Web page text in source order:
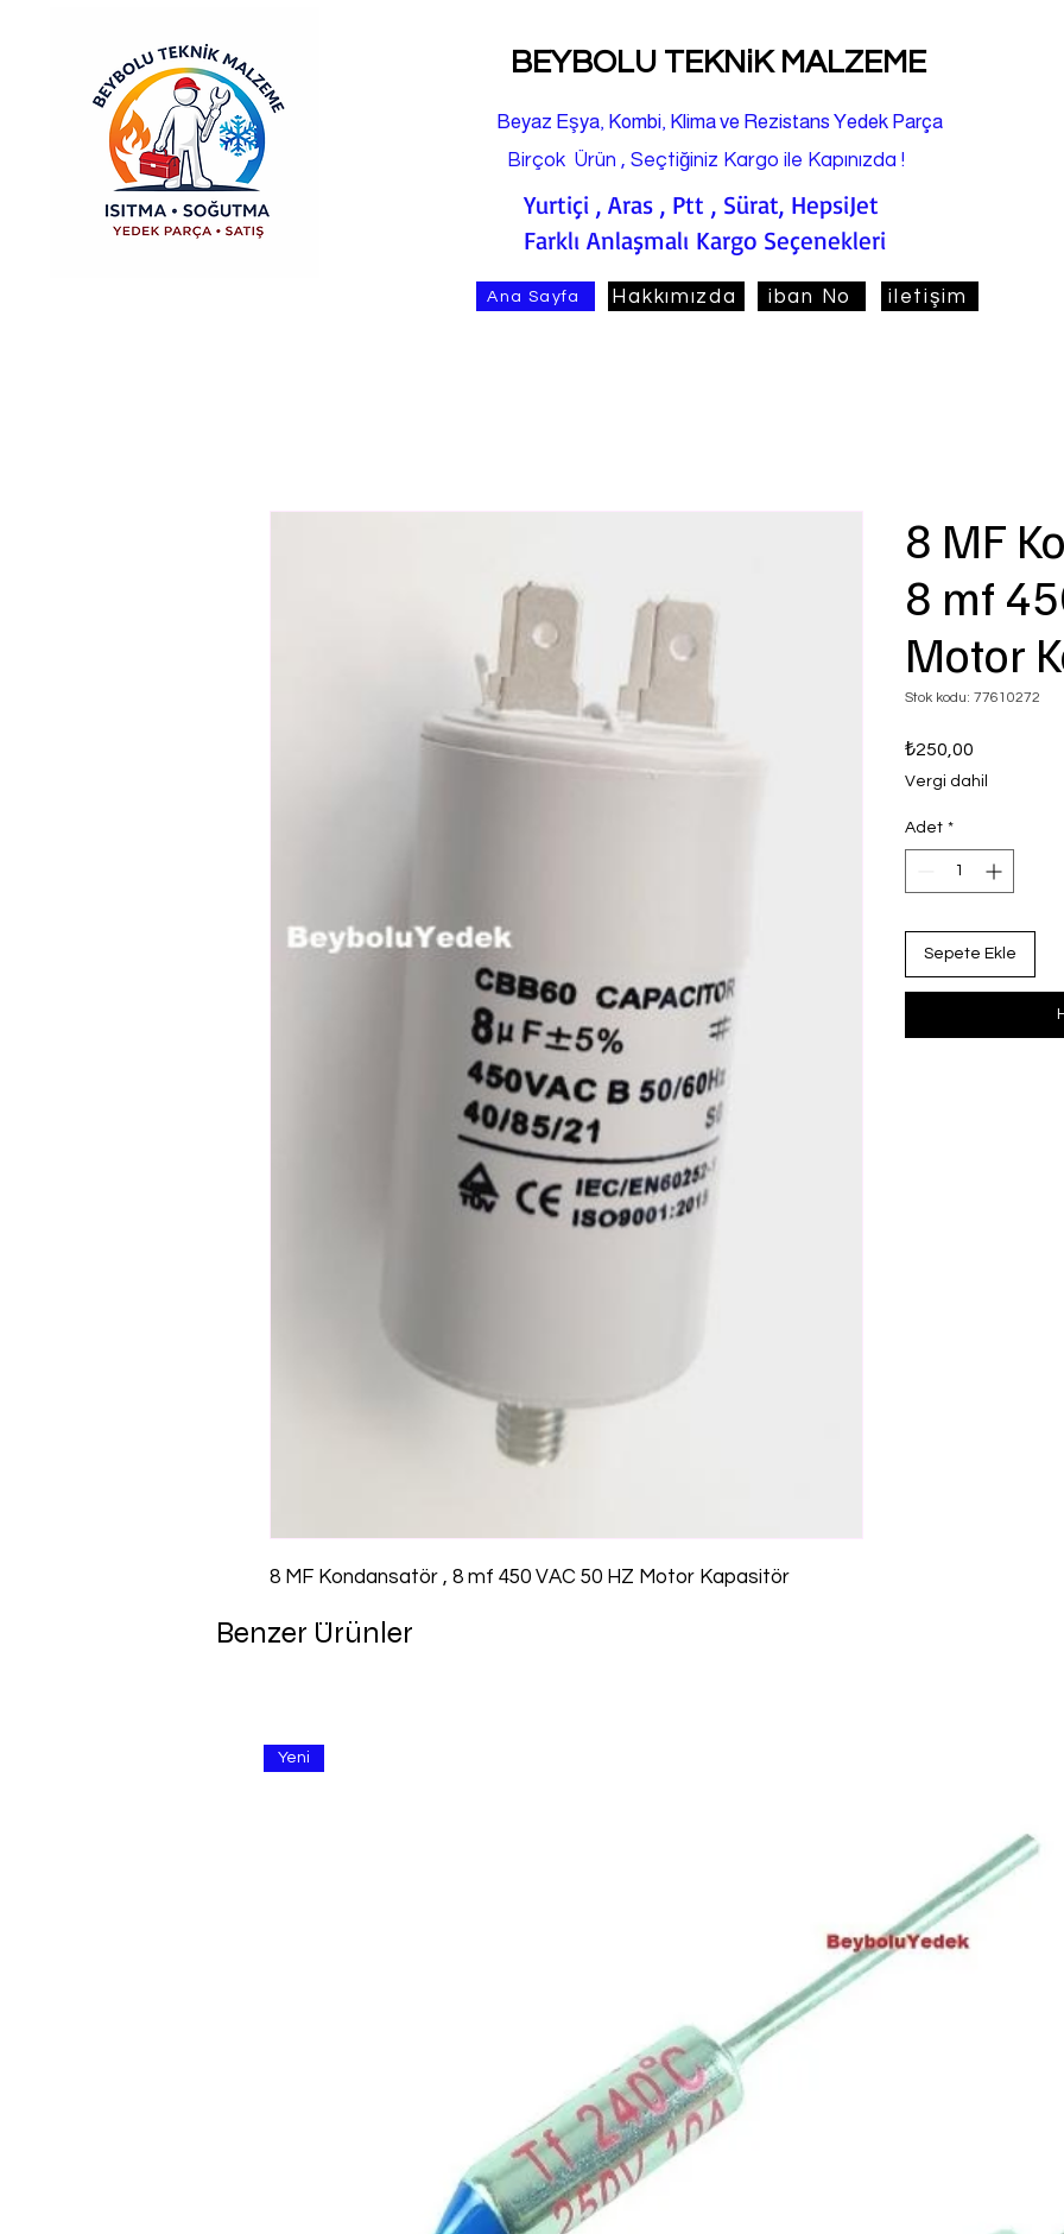
BEYBOLU TEKNiK MALZEME
Beyaz Eşya, Kombi, Klima ve Rezistans Yedek Parça
Birçok Ürün , Seçtiğiniz Kargo ile Kapınızda !
Yurtiçi , Aras , Ptt , Sürat, HepsiJet
Farklı Anlaşmalı Kargo Seçenekleri
Ana Sayfa Hakkımızda iban No iletişim
8 MF Kondansatör , 8 mf 450 VAC 50 HZ Motor Kapasitör
8 MF
8 mf
Motor
Stok kodu: 77610272
₺250,00
Vergi dahil
Adet *
Sepete Ekle
Benzer Ürünler
Yeni